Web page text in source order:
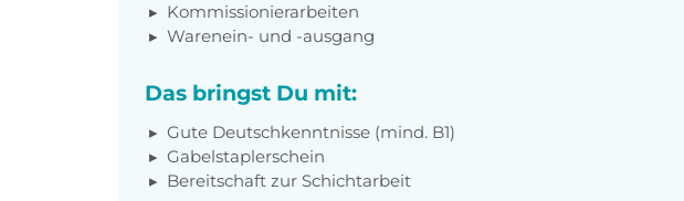
Kommissionierarbeiten
Warenein- und -ausgang
Das bringst Du mit:
Gute Deutschkenntnisse (mind. B1)
Gabelstaplerschein
Bereitschaft zur Schichtarbeit